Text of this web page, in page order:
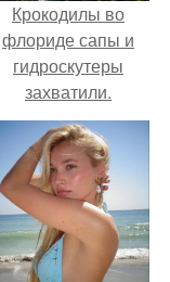
Крокодилы во
флориде сапы и
гидроскутеры
захватили.